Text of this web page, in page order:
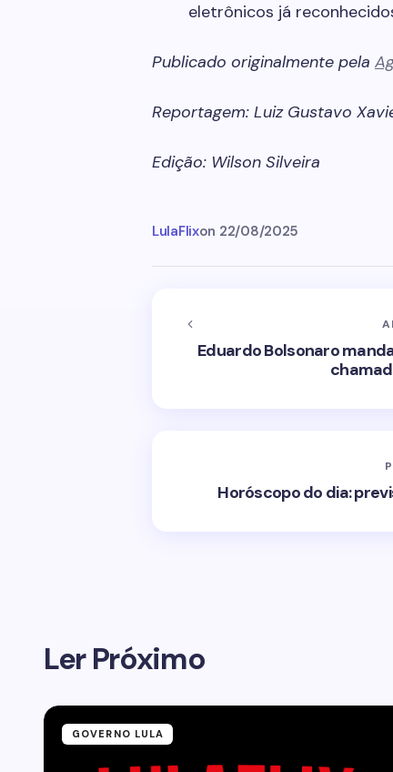
eletrônicos já
Publicado originalmente pela
Reportagem: Luiz Gustavo
Edição: Wilson Silveira
LulaFlixon 22/08/2025
Eduardo Bolsonaro
Horóscopo do dia:
Ler Próximo
GOVERNO LULA